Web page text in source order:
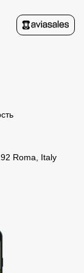
Roma, Italy